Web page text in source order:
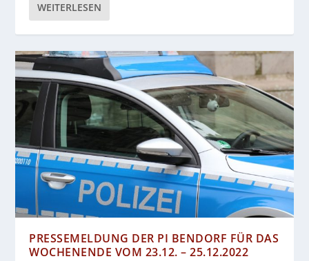
WEITERLESEN
PRESSEMELDUNG DER PI BENDORF FÜR DAS
WOCHENENDE VOM 23.12. – 25.12.2022